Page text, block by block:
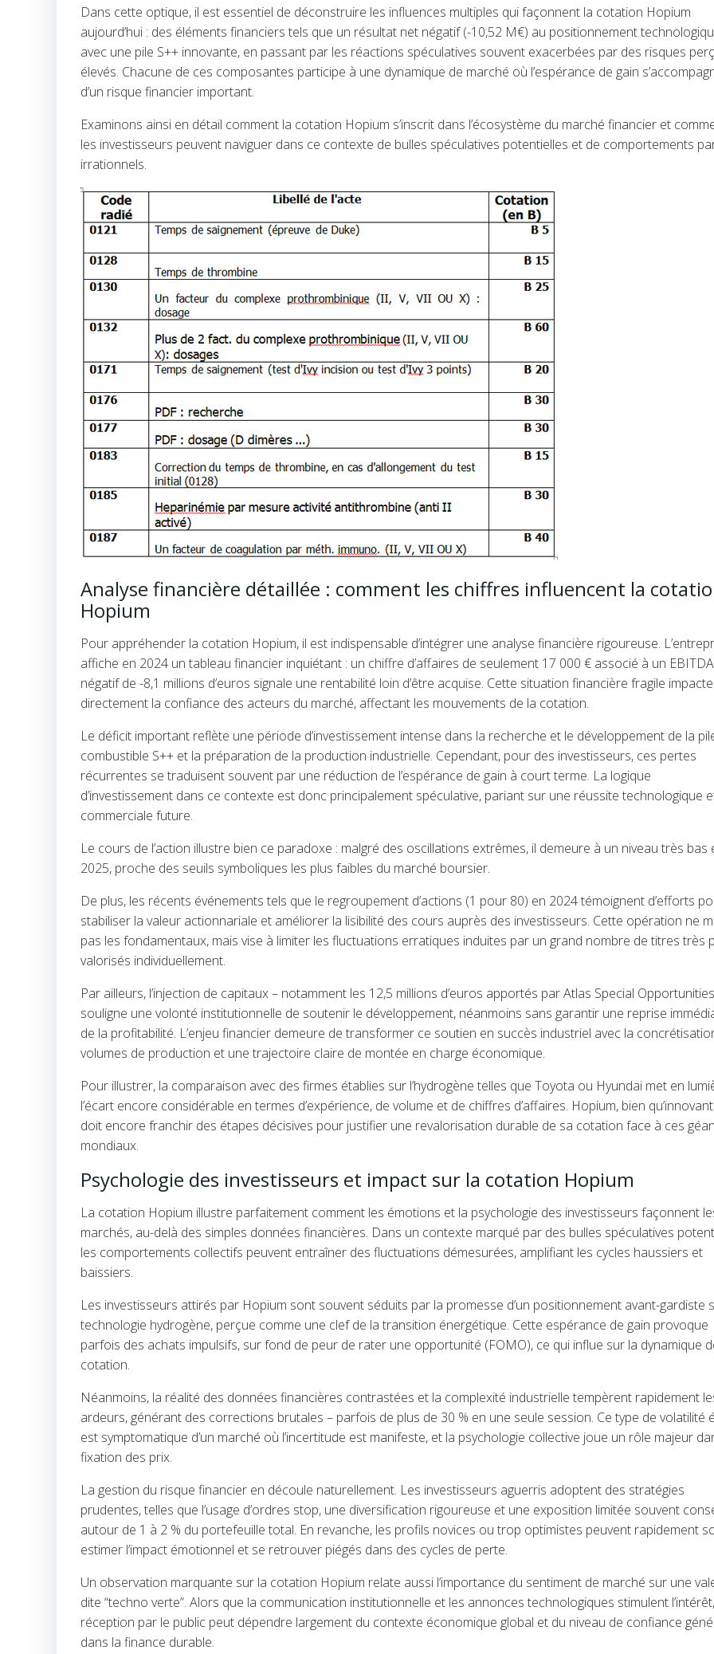
Dans cette optique, il est essentiel de déconstruire les influences multiples qui façonnent la cotation Hopium
aujourd’hui : des éléments financiers tels que un résultat net négatif (-10,52 M€) au positionnement
avec une pile S++ innovante, en passant par les réactions spéculatives souvent exacerbées par des risques
élevés. Chacune de ces composantes participe à une dynamique de marché où l’espérance de gain
d’un risque financier important.
Examinons ainsi en détail comment la cotation Hopium s’inscrit dans l’écosystème du marché financier et
les investisseurs peuvent naviguer dans ce contexte de bulles spéculatives potentielles et de comportements
irrationnels.
Analyse financière détaillée : comment les chiffres influencent la
Hopium
Pour appréhender la cotation Hopium, il est indispensable d’intégrer une analyse financière rigoureuse.
affiche en 2024 un tableau financier inquiétant : un chiffre d’affaires de seulement 17 000 € associé à un EBITDA
négatif de -8,1 millions d’euros signale une rentabilité loin d’être acquise. Cette situation financière fragile impacte
directement la confiance des acteurs du marché, affectant les mouvements de la cotation.
Le déficit important reflète une période d’investissement intense dans la recherche et le développement de la
combustible S++ et la préparation de la production industrielle. Cependant, pour des investisseurs, ces pertes
récurrentes se traduisent souvent par une réduction de l’espérance de gain à court terme. La logique
d’investissement dans ce contexte est donc principalement spéculative, pariant sur une réussite technologique
commerciale future.
Le cours de l’action illustre bien ce paradoxe : malgré des oscillations extrêmes, il demeure à un niveau très bas
2025, proche des seuils symboliques les plus faibles du marché boursier.
De plus, les récents événements tels que le regroupement d’actions (1 pour 80) en 2024 témoignent d’efforts
stabiliser la valeur actionnariale et améliorer la lisibilité des cours auprès des investisseurs. Cette opération ne
pas les fondamentaux, mais vise à limiter les fluctuations erratiques induites par un grand nombre de titres très
valorisés individuellement.
Par ailleurs, l’injection de capitaux – notamment les 12,5 millions d’euros apportés par Atlas Special
souligne une volonté institutionnelle de soutenir le développement, néanmoins sans garantir une reprise
de la profitabilité. L’enjeu financier demeure de transformer ce soutien en succès industriel avec la
volumes de production et une trajectoire claire de montée en charge économique.
Pour illustrer, la comparaison avec des firmes établies sur l’hydrogène telles que Toyota ou Hyundai met en
l’écart encore considérable en termes d’expérience, de volume et de chiffres d’affaires. Hopium, bien
doit encore franchir des étapes décisives pour justifier une revalorisation durable de sa cotation face à ces
mondiaux.
Psychologie des investisseurs et impact sur la cotation Hopium
La cotation Hopium illustre parfaitement comment les émotions et la psychologie des investisseurs façonnent
marchés, au-delà des simples données financières. Dans un contexte marqué par des bulles spéculatives
les comportements collectifs peuvent entraîner des fluctuations démesurées, amplifiant les cycles haussiers et
baissiers.
Les investisseurs attirés par Hopium sont souvent séduits par la promesse d’un positionnement avant-gardiste
technologie hydrogène, perçue comme une clef de la transition énergétique. Cette espérance de gain provoque
parfois des achats impulsifs, sur fond de peur de rater une opportunité (FOMO), ce qui influe sur la dynamique
cotation.
Néanmoins, la réalité des données financières contrastées et la complexité industrielle tempèrent rapidement
ardeurs, générant des corrections brutales – parfois de plus de 30 % en une seule session. Ce type de volatilité
est symptomatique d’un marché où l’incertitude est manifeste, et la psychologie collective joue un rôle majeur
fixation des prix.
La gestion du risque financier en découle naturellement. Les investisseurs aguerris adoptent des stratégies
prudentes, telles que l’usage d’ordres stop, une diversification rigoureuse et une exposition limitée souvent
autour de 1 à 2 % du portefeuille total. En revanche, les profils novices ou trop optimistes peuvent rapidement
estimer l’impact émotionnel et se retrouver piégés dans des cycles de perte.
Un observation marquante sur la cotation Hopium relate aussi l’importance du sentiment de marché sur une
dite “techno verte”. Alors que la communication institutionnelle et les annonces technologiques stimulent
réception par le public peut dépendre largement du contexte économique global et du niveau de confiance
dans la finance durable.